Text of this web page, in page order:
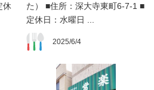
休
た） ■住所：深大寺東町6-7-1 ■
定休日：水曜日 ...
2025/6/4